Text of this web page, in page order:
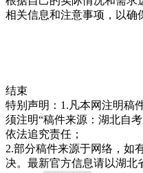
相关信息和注意事项，以确
结束
特别声明：1.凡本网注明稿
须注明“稿件来源：湖北自
依法追究责任；
2.部分稿件来源于网络，如
决。最新官方信息请以湖北